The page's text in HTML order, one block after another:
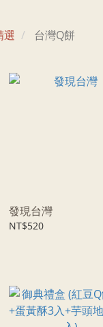
選 台灣Q餅
發現台灣
NT$520